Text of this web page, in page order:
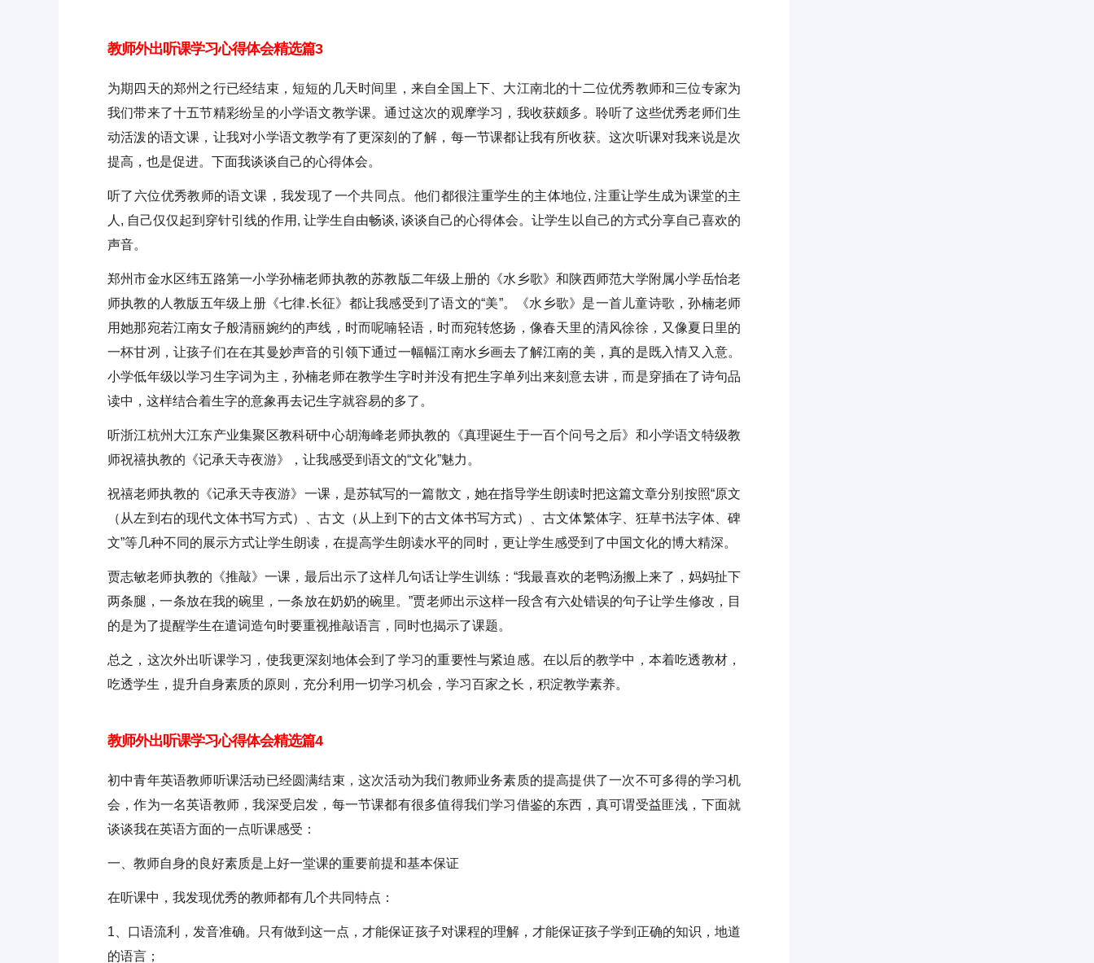
教师外出听课学习心得体会精选篇3
为期四天的郑州之行已经结束，短短的几天时间里，来自全国上下、大江南北的十二位优秀教师和三位专家为
我们带来了十五节精彩纷呈的小学语文教学课。通过这次的观摩学习，我收获颇多。聆听了这些优秀老师们生
动活泼的语文课，让我对小学语文教学有了更深刻的了解，每一节课都让我有所收获。这次听课对我来说是次
提高，也是促进。下面我谈谈自己的心得体会。
听了六位优秀教师的语文课，我发现了一个共同点。他们都很注重学生的主体地位, 注重让学生成为课堂的主
人, 自己仅仅起到穿针引线的作用, 让学生自由畅谈, 谈谈自己的心得体会。让学生以自己的方式分享自己喜欢的
声音。
郑州市金水区纬五路第一小学孙楠老师执教的苏教版二年级上册的《水乡歌》和陕西师范大学附属小学岳怡老
师执教的人教版五年级上册《七律.长征》都让我感受到了语文的“美”。《水乡歌》是一首儿童诗歌，孙楠老师
用她那宛若江南女子般清丽婉约的声线，时而呢喃轻语，时而宛转悠扬，像春天里的清风徐徐，又像夏日里的
一杯甘冽，让孩子们在在其曼妙声音的引领下通过一幅幅江南水乡画去了解江南的美，真的是既入情又入意。
小学低年级以学习生字词为主，孙楠老师在教学生字时并没有把生字单列出来刻意去讲，而是穿插在了诗句品
读中，这样结合着生字的意象再去记生字就容易的多了。
听浙江杭州大江东产业集聚区教科研中心胡海峰老师执教的《真理诞生于一百个问号之后》和小学语文特级教
师祝禧执教的《记承天寺夜游》，让我感受到语文的“文化”魅力。
祝禧老师执教的《记承天寺夜游》一课，是苏轼写的一篇散文，她在指导学生朗读时把这篇文章分别按照“原文
（从左到右的现代文体书写方式）、古文（从上到下的古文体书写方式）、古文体繁体字、狂草书法字体、碑
文”等几种不同的展示方式让学生朗读，在提高学生朗读水平的同时，更让学生感受到了中国文化的博大精深。
贾志敏老师执教的《推敲》一课，最后出示了这样几句话让学生训练：“我最喜欢的老鸭汤搬上来了，妈妈扯下
两条腿，一条放在我的碗里，一条放在奶奶的碗里。”贾老师出示这样一段含有六处错误的句子让学生修改，目
的是为了提醒学生在遣词造句时要重视推敲语言，同时也揭示了课题。
总之，这次外出听课学习，使我更深刻地体会到了学习的重要性与紧迫感。在以后的教学中，本着吃透教材，
吃透学生，提升自身素质的原则，充分利用一切学习机会，学习百家之长，积淀教学素养。
教师外出听课学习心得体会精选篇4
初中青年英语教师听课活动已经圆满结束，这次活动为我们教师业务素质的提高提供了一次不可多得的学习机
会，作为一名英语教师，我深受启发，每一节课都有很多值得我们学习借鉴的东西，真可谓受益匪浅，下面就
谈谈我在英语方面的一点听课感受：
一、教师自身的良好素质是上好一堂课的重要前提和基本保证
在听课中，我发现优秀的教师都有几个共同特点：
1、口语流利，发音准确。只有做到这一点，才能保证孩子对课程的理解，才能保证孩子学到正确的知识，地道
的语言；